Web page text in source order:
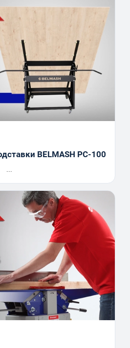
BELMASH PC-100
...